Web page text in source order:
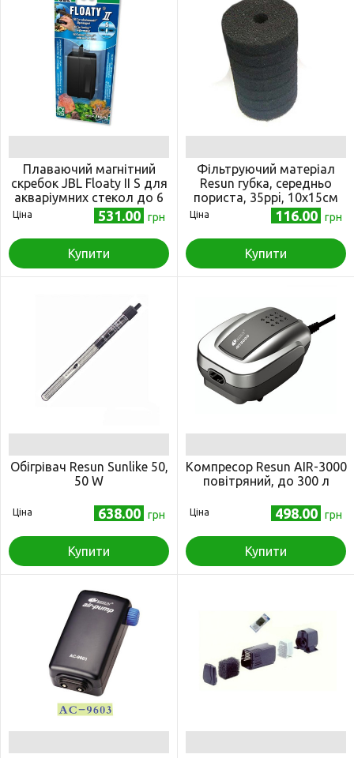
Плаваючий магнітний
скребок JBL Floaty II S для
акваріумних стекол до 6
мм
Ціна 531.00 грн
Купити
Фільтруючий матеріал
Resun губка, середньо
пориста, 35ppi, 10х15см
Ціна 116.00 грн
Купити
Обігрівач Resun Sunlike 50,
50 W
Ціна 638.00 грн
Купити
Компресор Resun AIR-3000
повітряний, до 300 л
Ціна 498.00 грн
Купити